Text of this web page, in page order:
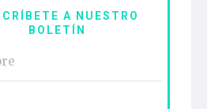
A NUESTRO
BOLETÍN